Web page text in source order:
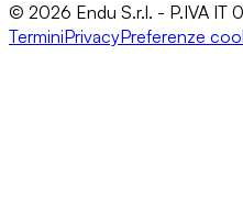
© 2026 Endu S.r.l. - P.IVA IT
TerminiPrivacyPreferenze